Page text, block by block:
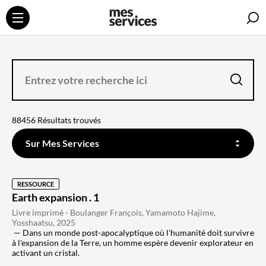
ENTREZ
RECHERCHE
88456 Résultats trouvés
FILTREZ
SUR
QUEL
CONTENU
DOIT
LA
RECHERCHE
Sur Mes Services
RESSOURCE
Earth expansion . 1
Livre imprimé - Boulanger François, Yamamoto Hajime,
Yosshaatsu, 2025
Dans un monde post-apocalyptique où l'humanité doit survivre
à l'expansion de la Terre, un homme espère devenir explorateur en
activant un cristal.